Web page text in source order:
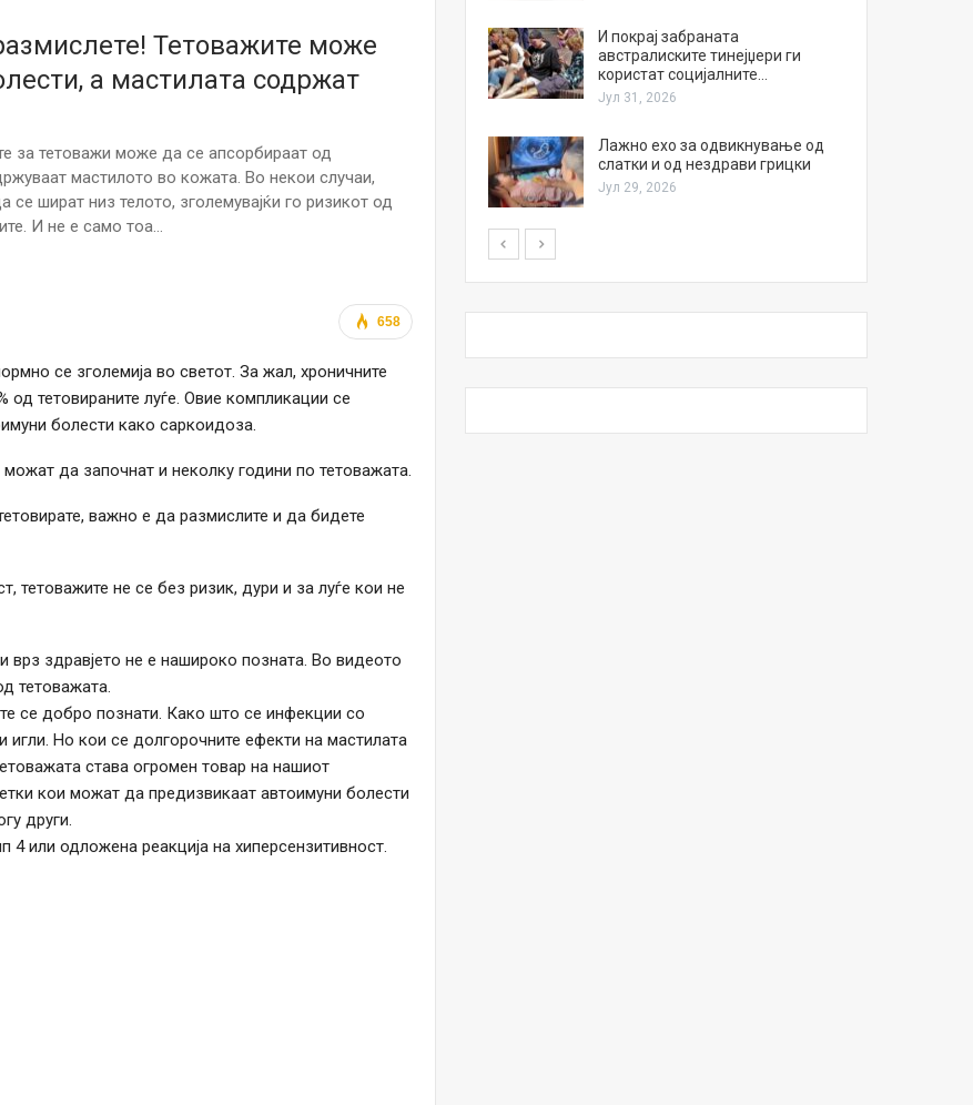
Тетоважите може
а мастилата содржат
за тетоважи може да се апсорбираат од
мастилото во кожата. Во некои случаи,
шират низ телото, зголемувајќи го ризикот од
И не е само тоа…
658
се зголемиja во светот. За жал, хроничните
од тетовираните луѓе. Овие компликации се
болести како саркоидоза.
да започнат и неколку години по тетоважата.
важно е да размислите и да бидете
тетоважите не се без ризик, дури и за луѓе кои не
врз здравјето не е нашироко позната. Во видеото
тетоважата.
се добро познати. Како што се инфекции со
Но кои се долгорочните ефекти на мастилата
става огромен товар на нашиот
кои можат да предизвикаат автоимуни болести
други.
или одложена реакција на хиперсензитивност.
Нов тест од крвта би можел да го
многу…
Австралијка роди четири
идентични ќерки: Чудо што се
случува еднаш на…
И покрај забраната
австралиските тинејџери ги
користат социјалните…
Јул 31, 2026
Лажно ехо за одвикнување од
слатки и од нездрави грицки
Јул 29, 2026